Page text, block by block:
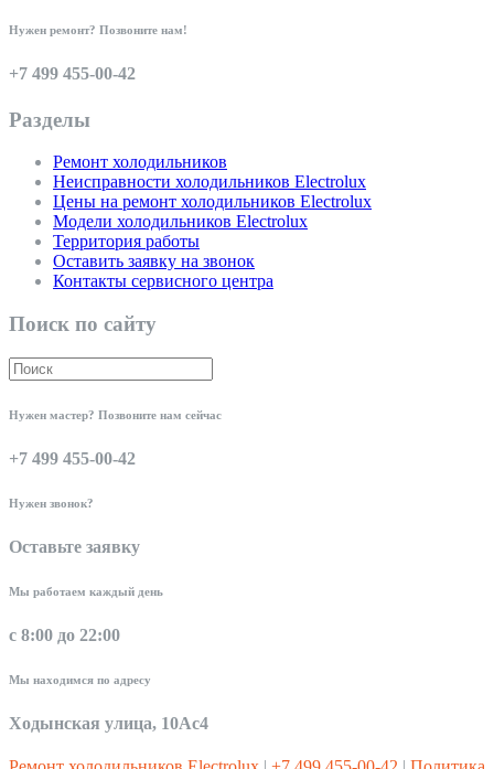
Нужен ремонт? Позвоните нам!
+7 499 455-00-42
Разделы
Ремонт холодильников
Неисправности холодильников Electrolux
Цены на ремонт холодильников Electrolux
Модели холодильников Electrolux
Территория работы
Оставить заявку на звонок
Контакты сервисного центра
Поиск по сайту
Нужен мастер? Позвоните нам сейчас
+7 499 455-00-42
Нужен звонок?
Оставьте заявку
Мы работаем каждый день
с 8:00 до 22:00
Мы находимся по адресу
Ходынская улица, 10Ас4